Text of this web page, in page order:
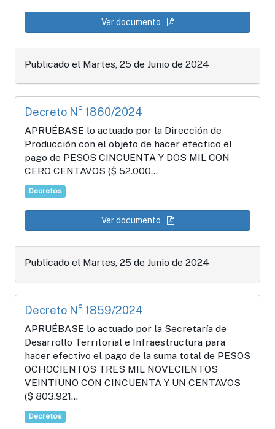
Ver documento
Publicado el Martes, 25 de Junio de 2024
Decreto N° 1860/2024
APRUÉBASE lo actuado por la Dirección de
Producción con el objeto de hacer efectico el
pago de PESOS CINCUENTA Y DOS MIL CON
CERO CENTAVOS ($ 52.000...
Decretos
Ver documento
Publicado el Martes, 25 de Junio de 2024
Decreto N° 1859/2024
APRUÉBASE lo actuado por la Secretaría de
Desarrollo Territorial e Infraestructura para
hacer efectivo el pago de la suma total de PESOS
OCHOCIENTOS TRES MIL NOVECIENTOS
VEINTIUNO CON CINCUENTA Y UN CENTAVOS
($ 803.921...
Decretos